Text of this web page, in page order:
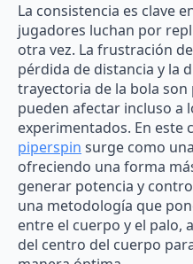
La consistencia es clave
jugadores luchan por
otra vez. La frustración
pérdida de distancia y la
trayectoria de la bola
pueden afectar incluso a
experimentados. En este
piperspin surge como
ofreciendo una forma
generar potencia y
una metodología que
entre el cuerpo y el palo,
del centro del cuerpo